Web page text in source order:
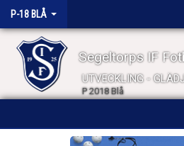
P-18 BLÅ
Segeltorps IF
UTVECKLING -
P 2018 Blå